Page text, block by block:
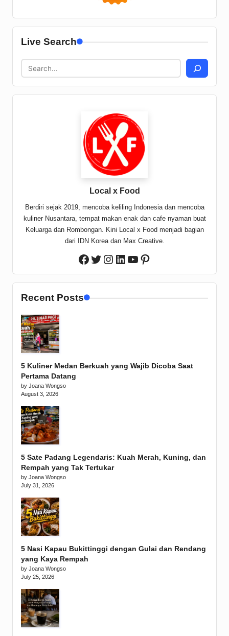
Live Search
Local x Food
Berdiri sejak 2019, mencoba keliling Indonesia dan mencoba
kuliner Nusantara, tempat makan enak dan cafe nyaman buat
Keluarga dan Rombongan. Kini Local x Food menjadi bagian
dari IDN Korea dan Max Creative.
Facebook
Twitter
Instagram
LinkedIn
YouTube
Pinterest
Recent Posts
5 Kuliner Medan Berkuah yang Wajib Dicoba Saat
Pertama Datang
by Joana Wongso
August 3, 2026
5 Sate Padang Legendaris: Kuah Merah, Kuning, dan
Rempah yang Tak Tertukar
by Joana Wongso
July 31, 2026
5 Nasi Kapau Bukittinggi dengan Gulai dan Rendang
yang Kaya Rempah
by Joana Wongso
July 25, 2026